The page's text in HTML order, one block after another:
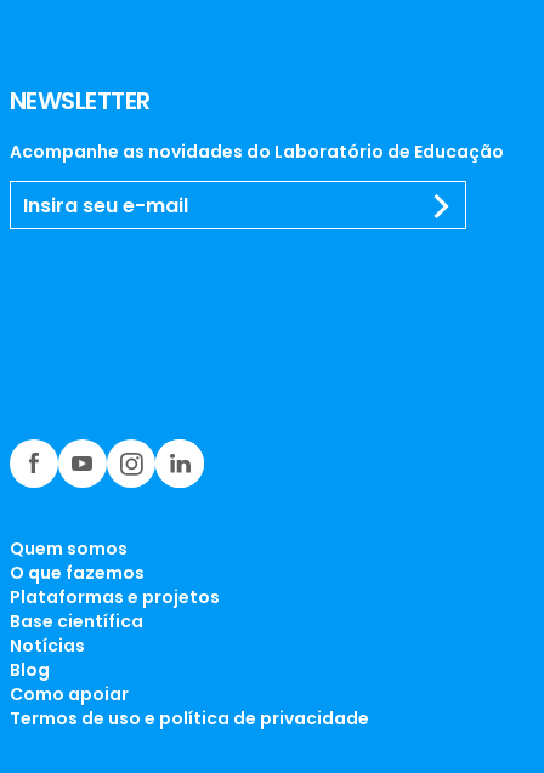
NEWSLETTER
Acompanhe as novidades do Laboratório de Educação
Quem somos
O que fazemos
Plataformas e projetos
Base científica
Notícias
Blog
Como apoiar
Termos de uso e política de privacidade